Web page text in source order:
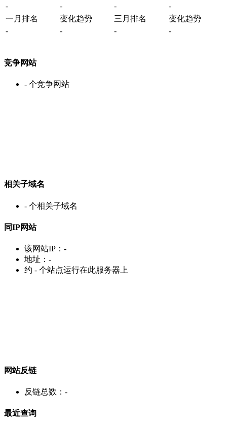
-
- -
-
一月排名
变化趋势 三月排名
变化趋势
-
- - -
竞争网站
- 个竞争网站
相关子域名
- 个相关子域名
同IP网站
该网站IP： -
地址： -
约 - 个站点运行在此服务器上
网站反链
反链总数： -
最近查询